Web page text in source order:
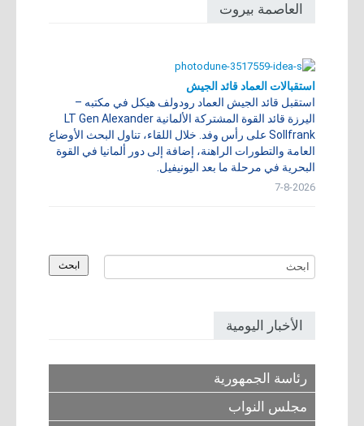
العاصمة بيروت
استقبالات العماد قائد الجيش
استقبل قائد الجيش العماد رودولف هيكل في مكتبه –
اليرزة قائد القوة المشتركة الألمانية LT Gen Alexander
Sollfrank على رأس وفد. خلال اللقاء، تناول البحث الأوضاع
العامة والتطورات الراهنة، إضافة إلى دور ألمانيا في القوة
البحرية في مرحلة ما بعد اليونيفيل.
7-8-2026
الأخبار اليومية
رئاسة الجمهورية
مجلس النواب